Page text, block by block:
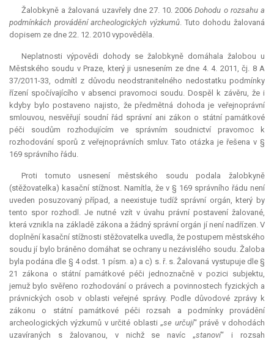
Žalobkyně a žalovaná uzavřely dne 27. 10. 2006Dohodu o rozsahu a
podmínkách provádění archeologických výzkumů. Tuto dohodu žalovaná
dopisem ze dne 22. 12. 2010 vypověděla.
Neplatnosti výpovědi dohody se žalobkyně domáhala žalobou u
Městského soudu v Praze, který ji usnesením ze dne 4. 4. 2011, čj. 8 A
37/2011-33, odmítl z důvodu neodstranitelného nedostatku podmínky
řízení spočívajícího v absenci pravomoci soudu. Dospěl k závěru, že i
kdyby bylo postaveno najisto, že předmětná dohoda je veřejnoprávní
smlouvou, nesvěřují soudní řád správní ani zákon o státní památkové
péči soudům rozhodujícím ve správním soudnictví pravomoc k
rozhodování sporů z veřejnoprávních smluv. Tato otázka je řešena v §
169 správního řádu.
Proti tomuto usnesení městského soudu podala žalobkyně
(stěžovatelka) kasační stížnost. Namítla, že v § 169 správního řádu není
uveden posuzovaný případ, a neexistuje tudíž správní orgán, který by
tento spor rozhodl. Je nutné vzít v úvahu právní postavení žalované,
která vznikla na základě zákona a žádný správní orgán jí není nadřízen. V
doplnění kasační stížnosti stěžovatelka uvedla, že postupem městského
soudu jí bylo bráněno domáhat se ochrany u nezávislého soudu. Žaloba
byla podána dle § 4 odst. 1 písm. a) a c) s. ř. s. Žalovaná vystupuje dle §
21 zákona o státní památkové péči jednoznačně v pozici subjektu,
jemuž bylo svěřeno rozhodování o právech a povinnostech fyzických a
právnických osob v oblasti veřejné správy. Podle důvodové zprávy k
zákonu o státní památkové péči rozsah a podmínky provádění
archeologických výzkumů v určité oblasti „se určují“ právě v dohodách
uzavíraných s žalovanou, v nichž se navíc „stanoví“ i rozsah